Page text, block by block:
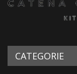
CATEGORIE